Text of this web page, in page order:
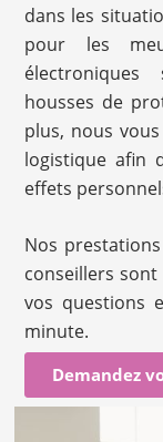
dans les
pour les
housses de
plus, nous
logistique afin
effets
Nos
conseillers
vos questions
minute.
Demandez